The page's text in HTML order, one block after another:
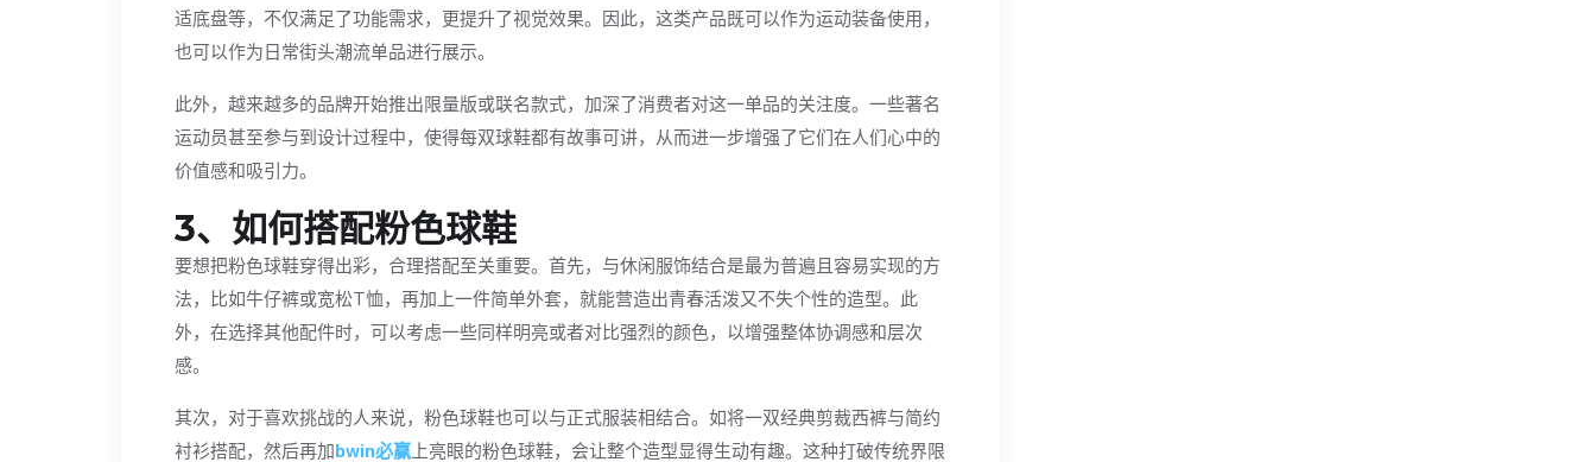
适底盘等，不仅满足了功能需求，更提升了视觉效果。因此，这类产品既可以作为运动装备使用，
也可以作为日常街头潮流单品进行展示。
此外，越来越多的品牌开始推出限量版或联名款式，加深了消费者对这一单品的关注度。一些著名
运动员甚至参与到设计过程中，使得每双球鞋都有故事可讲，从而进一步增强了它们在人们心中的
价值感和吸引力。
3、如何搭配粉色球鞋
要想把粉色球鞋穿得出彩，合理搭配至关重要。首先，与休闲服饰结合是最为普遍且容易实现的方
法，比如牛仔裤或宽松T恤，再加上一件简单外套，就能营造出青春活泼又不失个性的造型。此
外，在选择其他配件时，可以考虑一些同样明亮或者对比强烈的颜色，以增强整体协调感和层次
感。
其次，对于喜欢挑战的人来说，粉色球鞋也可以与正式服装相结合。如将一双经典剪裁西裤与简约
衬衫搭配，然后再加bwin必赢上亮眼的粉色球鞋，会让整个造型显得生动有趣。这种打破传统界限